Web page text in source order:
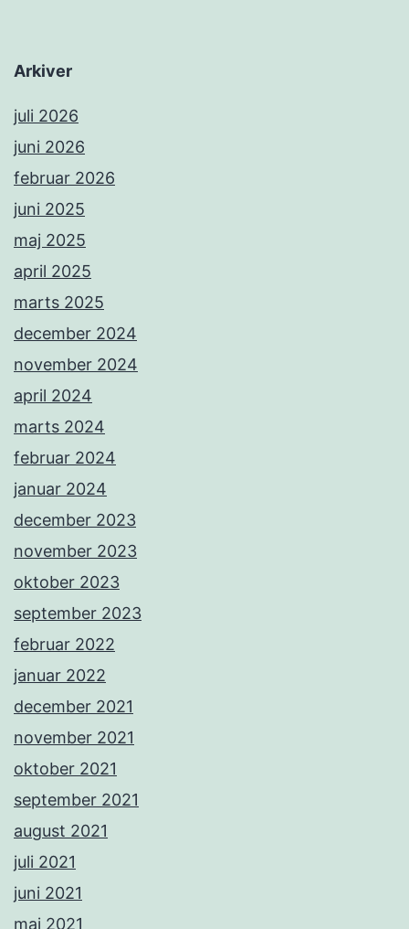
Arkiver
juli 2026
juni 2026
februar 2026
juni 2025
maj 2025
april 2025
marts 2025
december 2024
november 2024
april 2024
marts 2024
februar 2024
januar 2024
december 2023
november 2023
oktober 2023
september 2023
februar 2022
januar 2022
december 2021
november 2021
oktober 2021
september 2021
august 2021
juli 2021
juni 2021
maj 2021